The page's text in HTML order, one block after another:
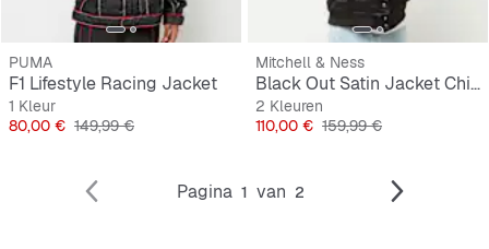
PUMA
F1 Lifestyle Racing Jacket
1 Kleur
Prijs
80,00 € Originele Prijs
149,99 €
Mitchell & Ness
Black Out Satin Jacket Chicago Bulls
2 Kleuren
Prijs
110,00 € Originele Prijs
159,99 €
Pagina 1 van 2